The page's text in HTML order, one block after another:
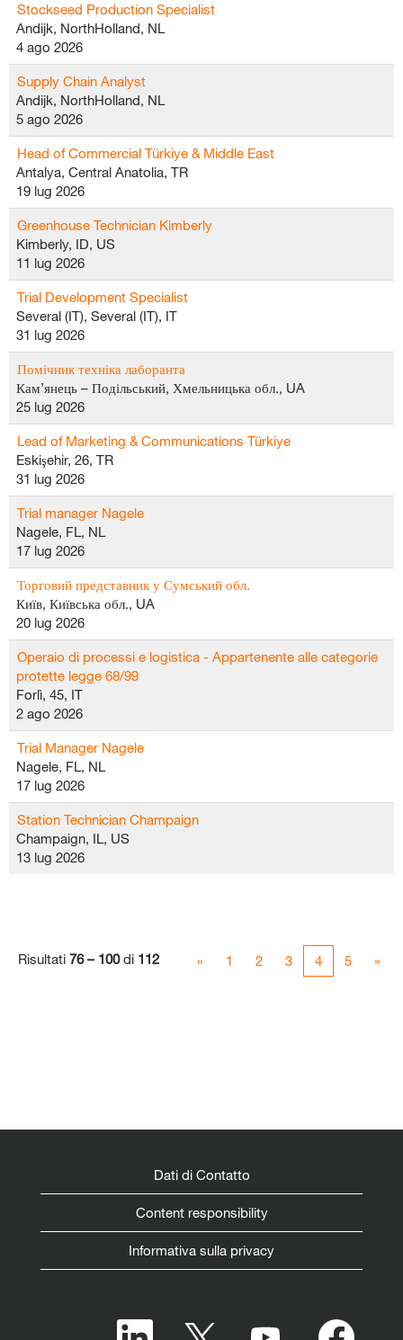
Stockseed Production Specialist
Andijk, NorthHolland, NL
4 ago 2026
Supply Chain Analyst
Andijk, NorthHolland, NL
5 ago 2026
Head of Commercial Türkiye & Middle East
Antalya, Central Anatolia, TR
19 lug 2026
Greenhouse Technician Kimberly
Kimberly, ID, US
11 lug 2026
Trial Development Specialist
Several (IT), Several (IT), IT
31 lug 2026
Помічник техніка лаборанта
Кам’янець – Подільський, Хмельницька обл., UA
25 lug 2026
Lead of Marketing & Communications Türkiye
Eskişehir, 26, TR
31 lug 2026
Trial manager Nagele
Nagele, FL, NL
17 lug 2026
Торговий представник у Сумський обл.
Київ, Київська обл., UA
20 lug 2026
Operaio di processi e logistica - Appartenente alle categorie
protette legge 68/99
Forlì, 45, IT
2 ago 2026
Trial Manager Nagele
Nagele, FL, NL
17 lug 2026
Station Technician Champaign
Champaign, IL, US
13 lug 2026
Risultati 76 – 100di 112 « 1 2 3 4 5 »
Dati di Contatto
Content responsibility
Informativa sulla privacy
S
S